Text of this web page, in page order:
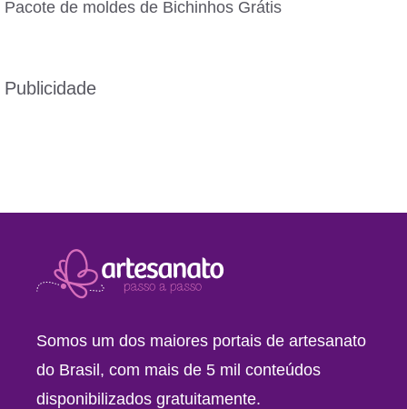
Pacote de moldes de Bichinhos Grátis
Publicidade
Somos um dos maiores portais de artesanato
do Brasil, com mais de 5 mil conteúdos
disponibilizados gratuitamente.